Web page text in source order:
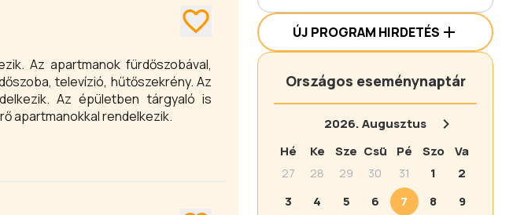
Az apartmanok fürdőszobával,
televízió, hűtőszekrény. Az
Az épületben tárgyaló is
apartmanokkal rendelkezik.
ÚJ PROGRAM HIRDETÉS
Országos eseménynaptár
2026.Augusztus
Hé
Ke Sze Csü Pé Szo
Va
27
28 29 30 31 1
2
3
4 5 6 7 8
9